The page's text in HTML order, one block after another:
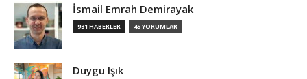
İsmail Emrah Demirayak
931 HABERLER 45 YORUMLAR
Duygu Işık